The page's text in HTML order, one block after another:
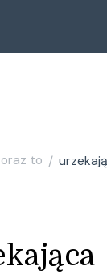
to /